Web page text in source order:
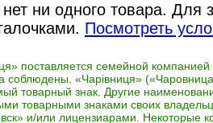
ни одного товара. Для
Посмотреть
поставляется семейной компанией
соблюдены. «Чарівниця»
товарный знак. Другие
товарными знаками своих
и/или лицензиарами. Некоторые